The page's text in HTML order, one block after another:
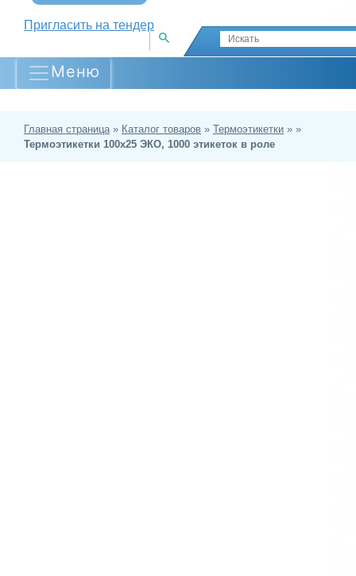
Пригласить на тендер
Меню
Главная страница » Каталог товаров » Термоэтикетки » »
Термоэтикетки 100х25 ЭКО, 1000 этикеток в роле